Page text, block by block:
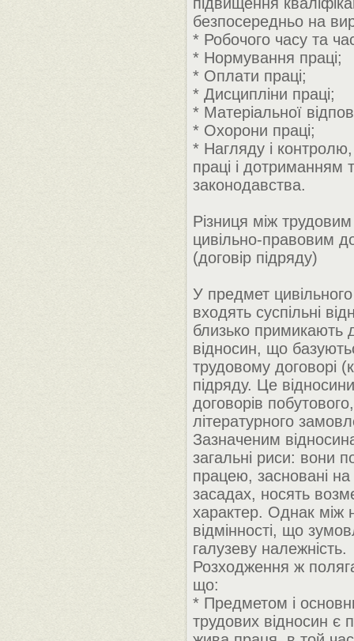
безпосередньо на
* Робочого часу та
* Нормування праці;
* Оплати праці;
* Дисципліни праці;
* Матеріальної
* Охорони праці;
* Нагляду і
праці і дотриманням
законодавства.
Різниця між
цивільно-правовим
(договір підряду)
У предмет
входять суспільні
близько примикають
відносин, що
трудовому договорі
підряду. Це
договорів
літературного
Зазначеним
загальні риси: вони
працею, засновані на
засадах, носять
характер. Однак між
відмінності, що
галузеву належність.
Розходження ж
що:
* Предметом і
трудових відносин є